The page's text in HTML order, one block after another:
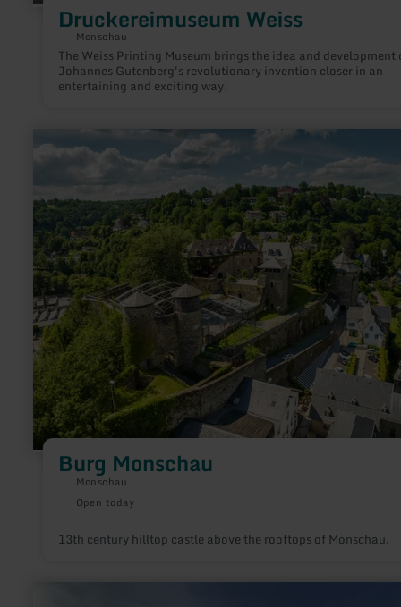
Druckereimuseum Weiss
Monschau
The Weiss Printing Museum brings the idea and development
Johannes Gutenberg's revolutionary invention closer in an
entertaining and exciting way!
Burg Monschau
Monschau
Open today
13th century hilltop castle above the rooftops of Monschau.
more